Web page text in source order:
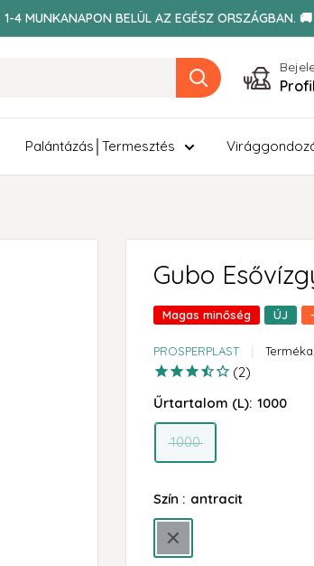
1-4 MUNKANAPON BELÜL AZ EGÉSZ ORSZÁGBAN. 🚚
Palántázás│Termesztés
Gubo
Magas minőség ÚJ
PROSPERPLAST
2
Űrtartalom (L): 1000
1000
Szín : antracit
antracit